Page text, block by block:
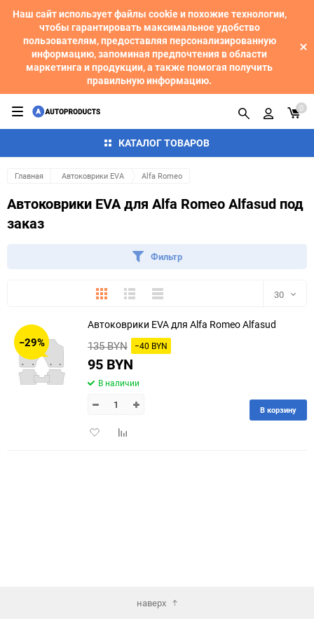
Наш сайт использует файлы cookie и похожие технологии,
чтобы гарантировать максимальное удобство
пользователям, предоставляя персонализированную
информацию, запоминая предпочтения в области
маркетинга и продукции, а также помогая получить
правильную информацию.
КАТАЛОГ ТОВАРОВ
0
Главная Автоковрики EVA Alfa Romeo
Автоковрики EVA для Alfa Romeo Alfasud под
заказ
Фильтр
ПлиткаПодробноКомпактно 30
30
150
−29%
Автоковрики EVA для Alfa Romeo Alfasud
135 BYN −40 BYN
95 BYN
В наличии
ДобавитьДобавить
В корзину
наверх